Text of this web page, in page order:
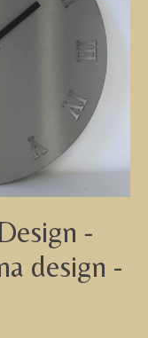
-
design -